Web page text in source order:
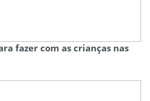
fazer com as crianças nas